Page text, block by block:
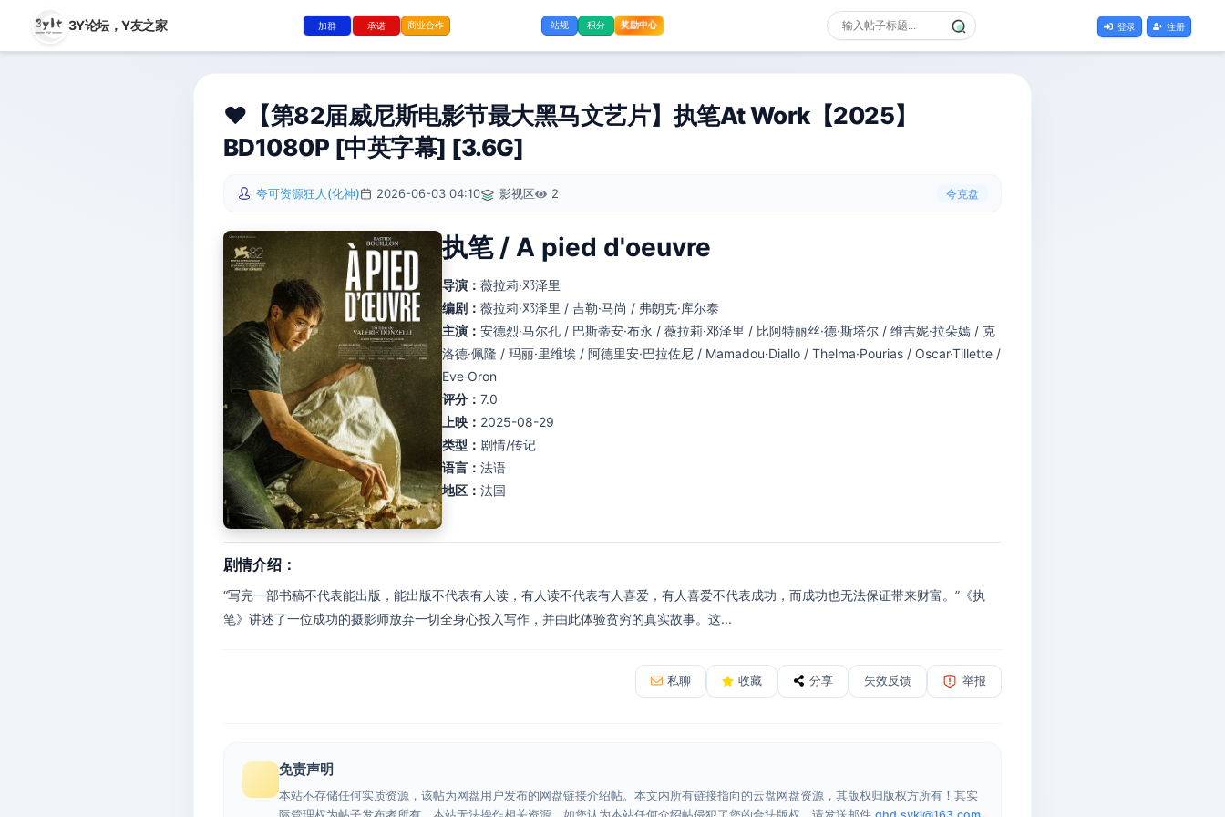
3Y论坛，Y友之家 加群 承诺 商业合作 站规 积分 奖励中心 登录 注册
❤️【‌第82届威尼斯电影节最大黑马文艺片】执笔At Work【2025】
BD1080P [中英字幕] [3.6G]
夸可资源狂人(化神) 2026-06-03 04:10 影视区 2 夸克盘
执笔 / A pied d'oeuvre
导演： 薇拉莉·邓泽里
编剧： 薇拉莉·邓泽里 / 吉勒·马尚 / 弗朗克·库尔泰
主演： 安德烈·马尔孔 / 巴斯蒂安·布永 / 薇拉莉·邓泽里 / 比阿特丽丝·德·斯塔尔 / 维吉妮·拉朵嫣 / 克
洛德·佩隆 / 玛丽·里维埃 / 阿德里安·巴拉佐尼 / Mamadou·Diallo / Thelma·Pourias / Oscar·Tillette /
Eve·Oron
评分： 7.0
上映： 2025-08-29
类型： 剧情/传记
语言： 法语
地区： 法国
剧情介绍：
“写完一部书稿不代表能出版，能出版不代表有人读，有人读不代表有人喜爱，有人喜爱不代表成功，而成功也无法保证带来财富。”《执
笔》讲述了一位成功的摄影师放弃一切全身心投入写作，并由此体验贫穷的真实故事。这...
私聊 收藏 分享 失效反馈 举报
免责声明
本站不存储任何实质资源，该帖为网盘用户发布的网盘链接介绍帖。本文内所有链接指向的云盘网盘资源，其版权归版权方所有！其实